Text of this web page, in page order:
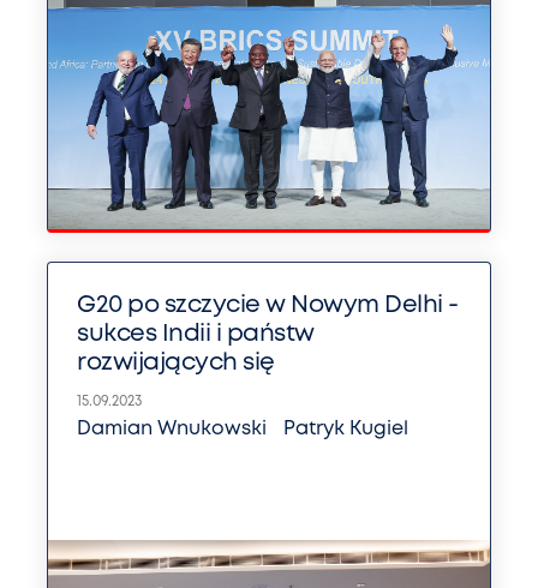
G20 po szczycie w Nowym Delhi -
sukces Indii i państw
rozwijających się
15.09.2023
Damian Wnukowski Patryk Kugiel